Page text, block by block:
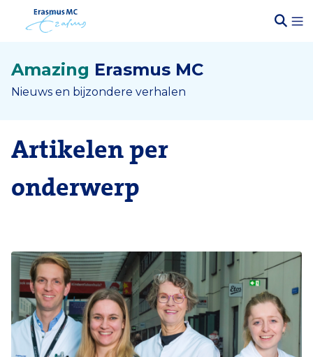
Amazing Erasmus MC
Nieuws en bijzondere verhalen
Artikelen per
onderwerp